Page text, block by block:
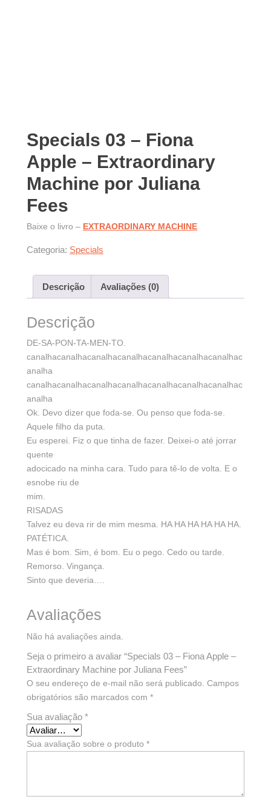
Specials 03 – Fiona
Apple – Extraordinary
Machine por Juliana
Fees
Baixe o livro – EXTRAORDINARY MACHINE
Categoria: Specials
Descrição Avaliações (0)
Descrição
DE-SA-PON-TA-MEN-TO.
canalhacanalhacanalhacanalhacanalhacanalhacanalhac
analha
canalhacanalhacanalhacanalhacanalhacanalhacanalhac
analha
Ok. Devo dizer que foda-se. Ou penso que foda-se.
Aquele filho da puta.
Eu esperei. Fiz o que tinha de fazer. Deixei-o até jorrar
quente
adocicado na minha cara. Tudo para tê-lo de volta. E o
esnobe riu de
mim.
RISADAS
Talvez eu deva rir de mim mesma. HA HA HA HA HA HA.
PATÉTICA.
Mas é bom. Sim, é bom. Eu o pego. Cedo ou tarde.
Remorso. Vingança.
Sinto que deveria….
Avaliações
Não há avaliações ainda.
Seja o primeiro a avaliar “Specials 03 – Fiona Apple –
Extraordinary Machine por Juliana Fees”
O seu endereço de e-mail não será publicado. Campos
obrigatórios são marcados com *
Sua avaliação *
Sua avaliação sobre o produto *